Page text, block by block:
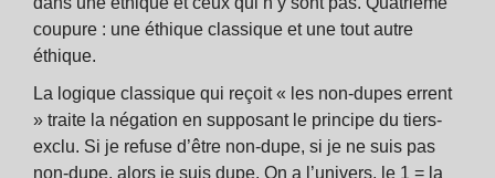
coupure : une éthique classique et une tout autre
éthique.
La logique classique qui reçoit « les non-dupes errent
» traite la négation en supposant le principe du tiers-
exclu. Si je refuse d’être non-dupe, si je ne suis pas
non-dupe, alors je suis dupe. On a l’univers, le 1 = la